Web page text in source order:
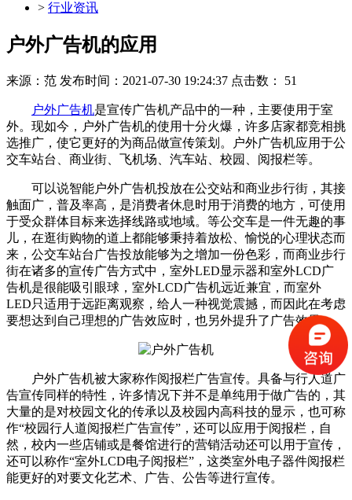
> 行业资讯
户外广告机的应用
来源：范 发布时间：2021-07-30 19:24:37 点击数： 51
户外广告机是宣传广告机产品中的一种，主要使用于室
外。现如今，户外广告机的使用十分火爆，许多店家都竞相挑
选推广，使它更好的为商品做宣传策划。户外广告机应用于公
交车站台、商业街、飞机场、汽车站、校园、阅报栏等。
可以说智能户外广告机投放在公交站和商业步行街，其接
触面广，普及率高，是消费者休息时用于消费的地方，可使用
于受众群体目标来选择线路或地域。等公交车是一件无趣的事
儿，在逛街购物的道上都能够秉持着放松、愉悦的心理状态而
来，公交车站台广告投放能够为之增加一份色彩，而商业步行
街在诸多的宣传广告方式中，室外LED显示器和室外LCD广
告机是很能吸引眼球，室外LCD广告机远近兼宜，而室外
LED只适用于远距离观察，给人一种视觉震撼，而因此在考虑
要想达到自己理想的广告效应时，也另外提升了广告效果。
户外广告机被大家称作阅报栏广告宣传。具备与行人道广
告宣传同样的特性，许多情况下并不是单纯用于做广告的，其
大量的是对校园文化的传承以及校园内高科技的显示，也可称
作“校园行人道阅报栏广告宣传”，还可以应用于阅报栏，自
然，校内一些店铺或是餐馆进行的营销活动还可以用于宣传，
还可以称作“室外LCD电子阅报栏”，这类室外电子器件阅报栏
能更好的对要文化艺术、广告、公告等进行宣传。